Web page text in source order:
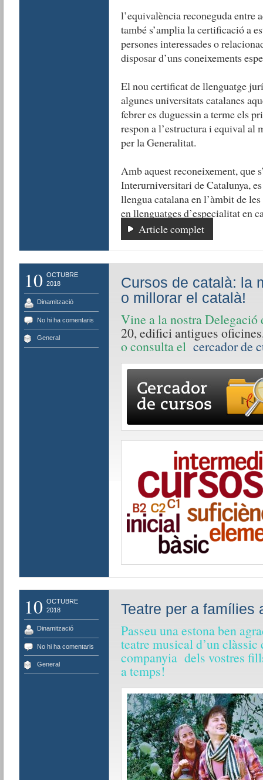
l’equivalència reconeguda entre
també s’amplia la certificació a
persones interessades o
disposar d’uns coneixements
El nou certificat de llenguatge
algunes universitats catalanes
febrer es duguessin a terme els
respon a l’estructura i equival
per la Generalitat.
Amb aquest reconeixement, que
Interurniversitari de Catalunya,
llengua catalana en l’àmbit de
en llenguatges d’especialitat en
Article complet
10 OCTUBRE
2018
Dinamització
No hi ha comentaris
General
Cursos de català: la
o millorar el català!
Vine a la nostra Delegació
20, edifici antigues
o consulta el cercador de
10 OCTUBRE
2018
Dinamització
No hi ha comentaris
General
Teatre per a famílies
Passeu una estona ben
teatre musical d’un
companyia dels vostres
a temps!